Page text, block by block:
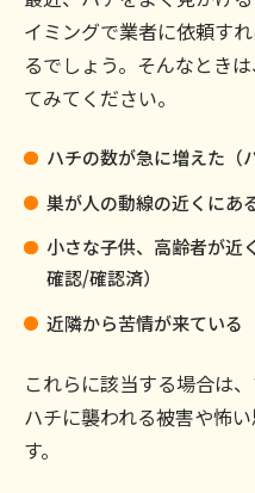
イミングで業者に依頼す
るでしょう。そんなとき
てみてください。
ハチの数が急に増えた（
巣が人の動線の近くにあ
小さな子供、高齢者が近
確認/確認済）
近隣から苦情が来ている
これらに該当する場合は
ハチに襲われる被害や怖
す。